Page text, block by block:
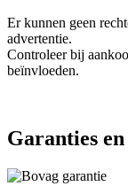
Er kunnen geen
advertentie.
Controleer bij
beïnvloeden.
Garanties